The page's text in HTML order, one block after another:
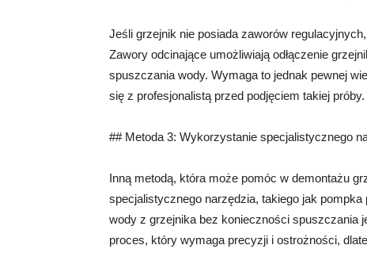
Jeśli grzejnik nie posiada zaworów
Zawory odcinające umożliwiają odłączenie
spuszczania wody. Wymaga to jednak pewnej
się z profesjonalistą przed podjęciem takiej próby.
## Metoda 3: Wykorzystanie specjalistycznego
Inną metodą, która może pomóc w demontażu
specjalistycznego narzędzia, takiego jak
wody z grzejnika bez konieczności spuszczania
proces, który wymaga precyzji i ostrożności,